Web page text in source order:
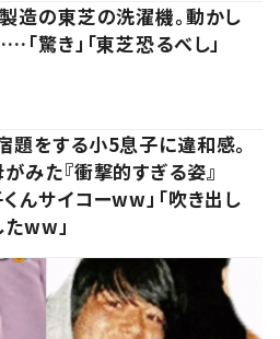
造の東芝の洗濯機。動かし
驚き」「東芝恐るべし」
題をする小5息子に違和感。
みた『衝撃的すぎる姿』
んサイコーww」「吹き出し
ww」